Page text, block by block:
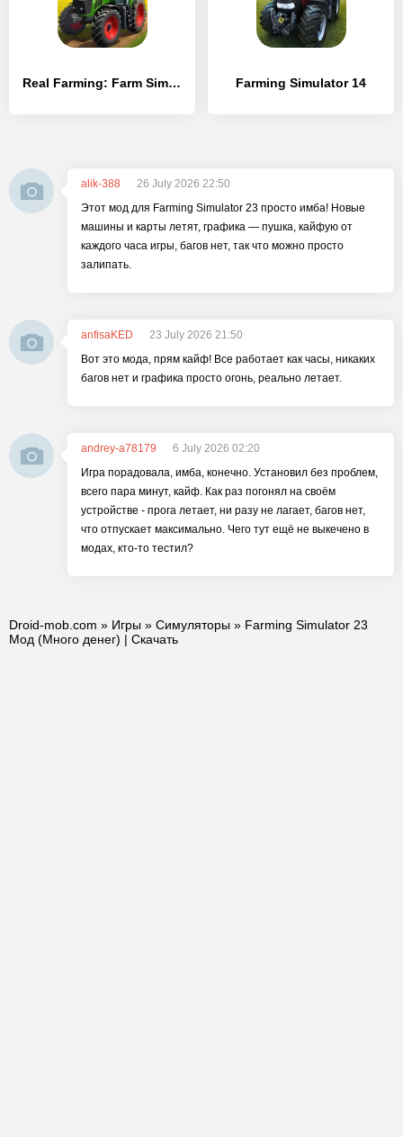
Real Farming: Farm Sim 23 Farming Simulator 14
alik-388
26 July 2026 22:50
Этот мод для Farming Simulator 23 просто имба! Новые
машины и карты летят, графика — пушка, кайфую от
каждого часа игры, багов нет, так что можно просто
залипать.
anfisaKED
23 July 2026 21:50
Вот это мода, прям кайф! Все работает как часы, никаких
багов нет и графика просто огонь, реально летает.
andrey-a78179
6 July 2026 02:20
Игра порадовала, имба, конечно. Установил без проблем,
всего пара минут, кайф. Как раз погонял на своём
устройстве - прога летает, ни разу не лагает, багов нет,
что отпускает максимально. Чего тут ещё не выкечено в
модах, кто-то тестил?
Droid-mob.com » Игры » Симуляторы » Farming Simulator 23
Мод (Много денег) | Скачать